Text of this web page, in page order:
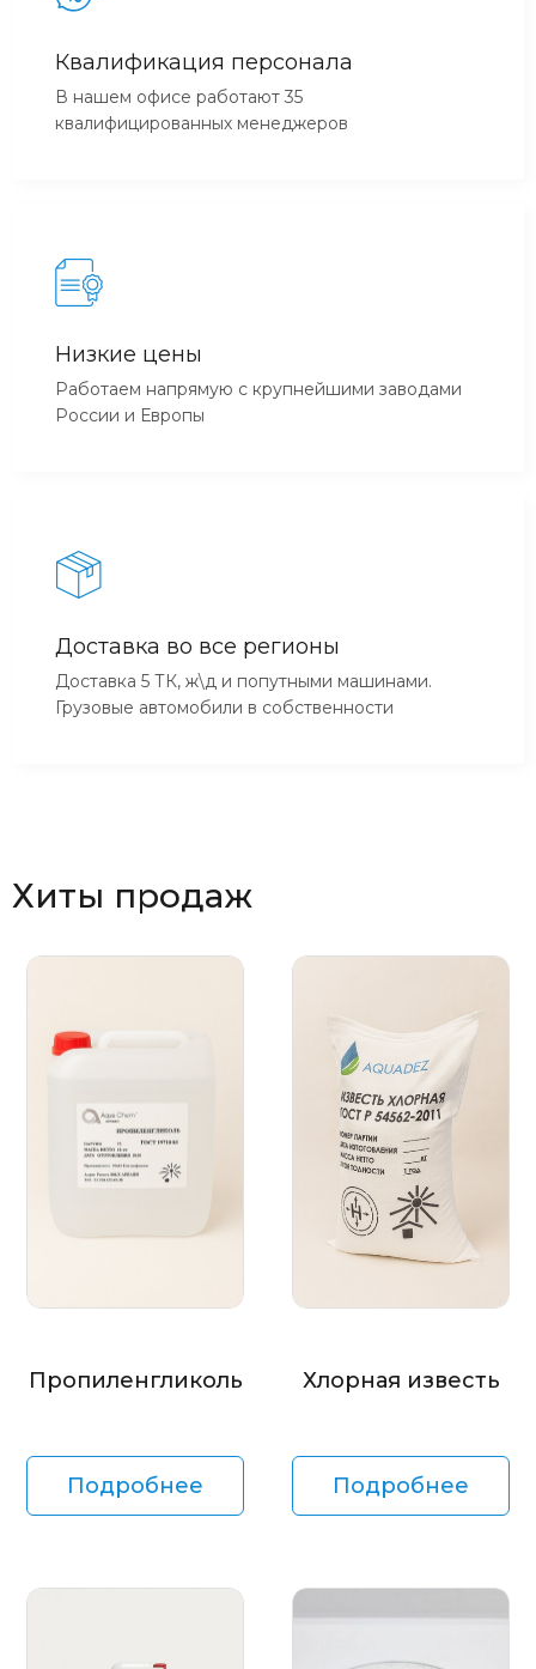
Квалификация персонала
В нашем офисе работают 35
квалифицированных менеджеров
Низкие цены
Работаем напрямую с крупнейшими заводами
России и Европы
Доставка во все регионы
Доставка 5 ТК, ж\д и попутными машинами.
Грузовые автомобили в собственности
Хиты продаж
Пропиленгликоль
Подробнее
Хлорная известь
Подробнее